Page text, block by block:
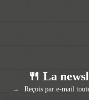
🍴 La
Reçois par e-mail